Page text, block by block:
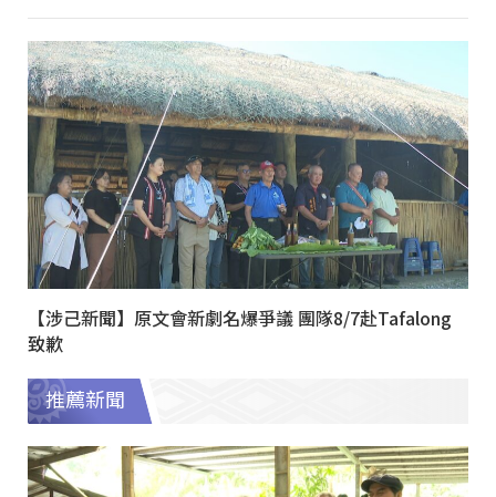
【涉己新聞】原文會新劇名爆爭議 團隊8/7赴Tafalong
致歉
推薦新聞